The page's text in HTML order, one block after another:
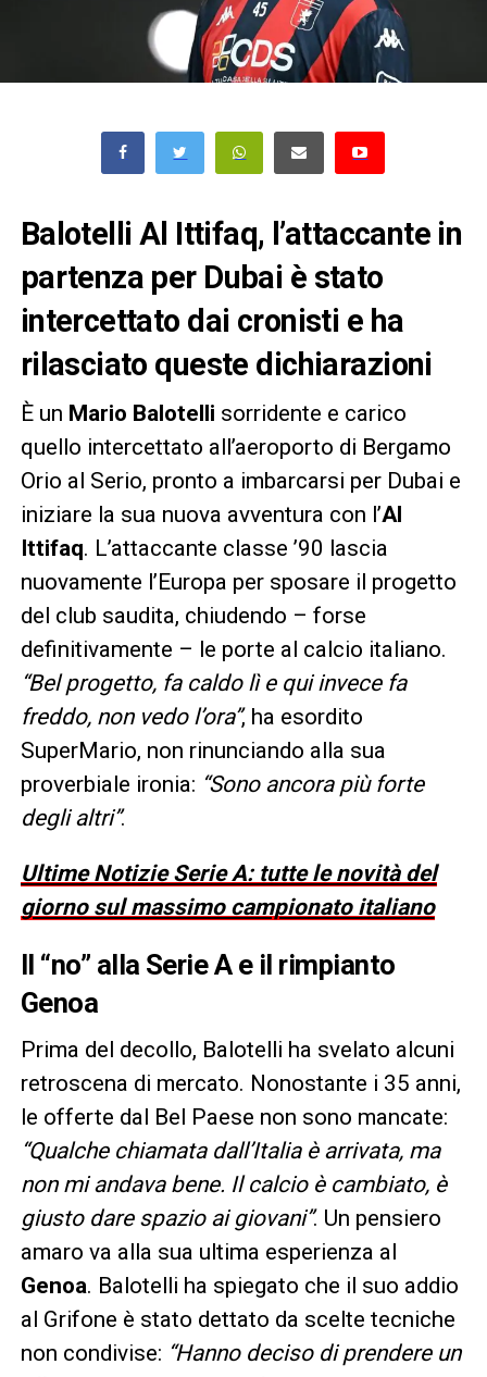
Balotelli Al Ittifaq, l’attaccante in
partenza per Dubai è stato
intercettato dai cronisti e ha
rilasciato queste dichiarazioni
È un Mario Balotelli sorridente e carico
quello intercettato all’aeroporto di Bergamo
Orio al Serio, pronto a imbarcarsi per Dubai e
iniziare la sua nuova avventura con l’Al
Ittifaq. L’attaccante classe ’90 lascia
nuovamente l’Europa per sposare il progetto
del club saudita, chiudendo – forse
definitivamente – le porte al calcio italiano.
“Bel progetto, fa caldo lì e qui invece fa
freddo, non vedo l’ora”, ha esordito
SuperMario, non rinunciando alla sua
proverbiale ironia: “Sono ancora più forte
degli altri”.
Ultime Notizie Serie A: tutte le novità del
giorno sul massimo campionato italiano
Il “no” alla Serie A e il rimpianto
Genoa
Prima del decollo, Balotelli ha svelato alcuni
retroscena di mercato. Nonostante i 35 anni,
le offerte dal Bel Paese non sono mancate:
“Qualche chiamata dall’Italia è arrivata, ma
non mi andava bene. Il calcio è cambiato, è
giusto dare spazio ai giovani”. Un pensiero
amaro va alla sua ultima esperienza al
Genoa. Balotelli ha spiegato che il suo addio
al Grifone è stato dettato da scelte tecniche
non condivise: “Hanno deciso di prendere un